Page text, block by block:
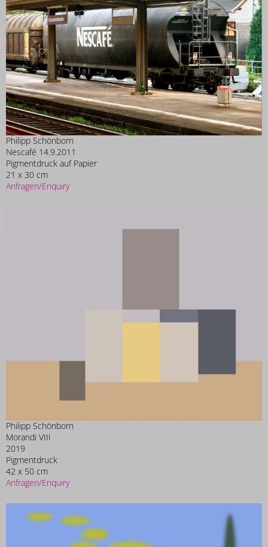
Philipp Schönborn
Nescafé 14.9.2011
Pigmentdruck auf Papier
21 x 30 cm
Anfragen/Enquiry
Philipp Schönborn
Morandi VIII
2019
Pigmentdruck
42 x 50 cm
Anfragen/Enquiry